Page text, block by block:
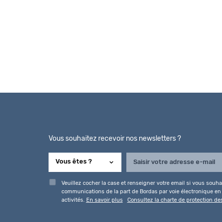
Vous souhaitez recevoir nos newsletters ?
Veuillez cocher la case et renseigner votre email si vous
communications de la part de Bordas par voie électronique
activités. En savoir plus Consultez la charte de protection